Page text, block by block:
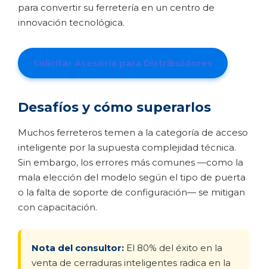
para convertir su ferretería en un centro de
innovación tecnológica.
Solicitar Asesoría para Distribuidores
Desafíos y cómo superarlos
Muchos ferreteros temen a la categoría de acceso
inteligente por la supuesta complejidad técnica.
Sin embargo, los errores más comunes —como la
mala elección del modelo según el tipo de puerta
o la falta de soporte de configuración— se mitigan
con capacitación.
Nota del consultor: El 80% del éxito en la
venta de cerraduras inteligentes radica en la